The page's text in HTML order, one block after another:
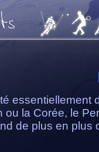
essentiellement
ou la Corée, le
de plus en plus